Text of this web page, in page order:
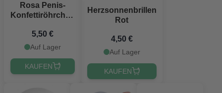
Rosa Penis-
Konfettiröhrchen
5,50 €
Auf Lager
KAUFEN
Herzsonnenbrillen
Rot
4,50 €
Auf Lager
KAUFEN